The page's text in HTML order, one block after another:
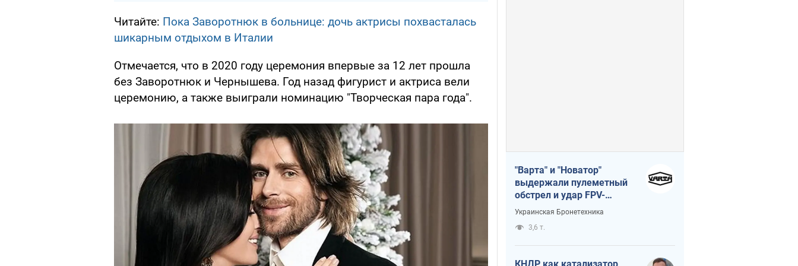
Читайте: Пока Заворотнюк в больнице: дочь актрисы похвасталась
шикарным отдыхом в Италии
Отмечается, что в 2020 году церемония впервые за 12 лет прошла
без Заворотнюк и Чернышева. Год назад фигурист и актриса вели
церемонию, а также выиграли номинацию "Творческая пара года".
"Варта" и "Новатор"
выдержали пулеметный
обстрел и удар FPV-
дрона, сохранив жизнь
Украинская Бронетехника
3,6 т.